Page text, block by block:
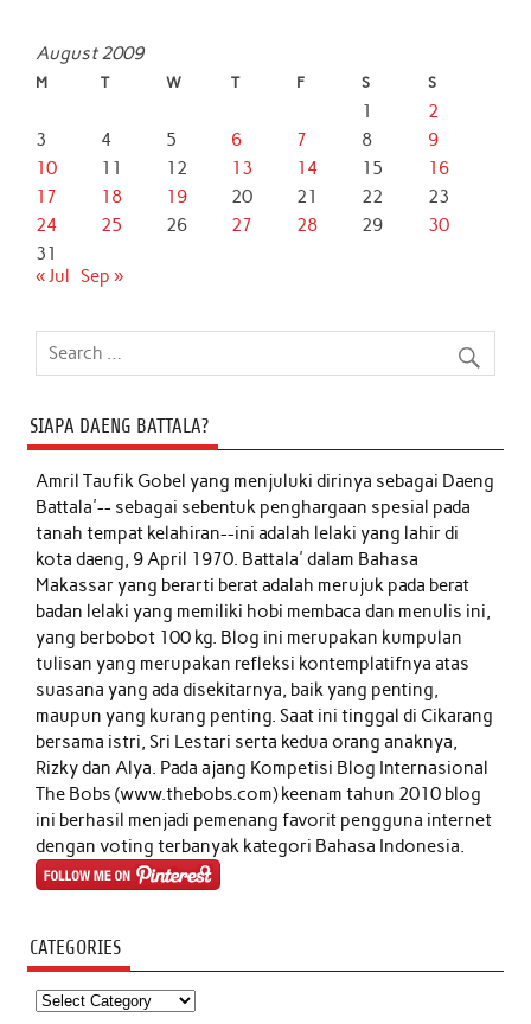
August 2009
M T W T F S S
1
2
3
4 5 6 7 8
9
10
11 12 13 14 15
16
17
18 19 20 21 22
23
24
25 26 27 28 29
30
31
« Jul Sep »
SIAPA DAENG BATTALA?
Amril Taufik Gobelyang menjuluki dirinya sebagai Daeng
Battala'-- sebagai sebentuk penghargaan spesial pada
tanah tempat kelahiran--ini adalah lelaki yang lahir di
kota daeng, 9 April 1970. Battala' dalam Bahasa
Makassar yang berarti berat adalah merujuk pada berat
badan lelaki yang memiliki hobi membaca dan menulis ini,
yang berbobot 100 kg. Blog ini merupakan kumpulan
tulisan yang merupakan refleksi kontemplatifnya atas
suasana yang ada disekitarnya, baik yang penting,
maupun yang kurang penting. Saat ini tinggal di Cikarang
bersama istri, Sri Lestari serta kedua orang anaknya,
Rizky dan Alya. Pada ajang Kompetisi Blog Internasional
The Bobs (www.thebobs.com) keenam tahun 2010 blog
ini berhasil menjadi pemenang favorit pengguna internet
dengan voting terbanyak kategori Bahasa Indonesia.
CATEGORIES
Categories